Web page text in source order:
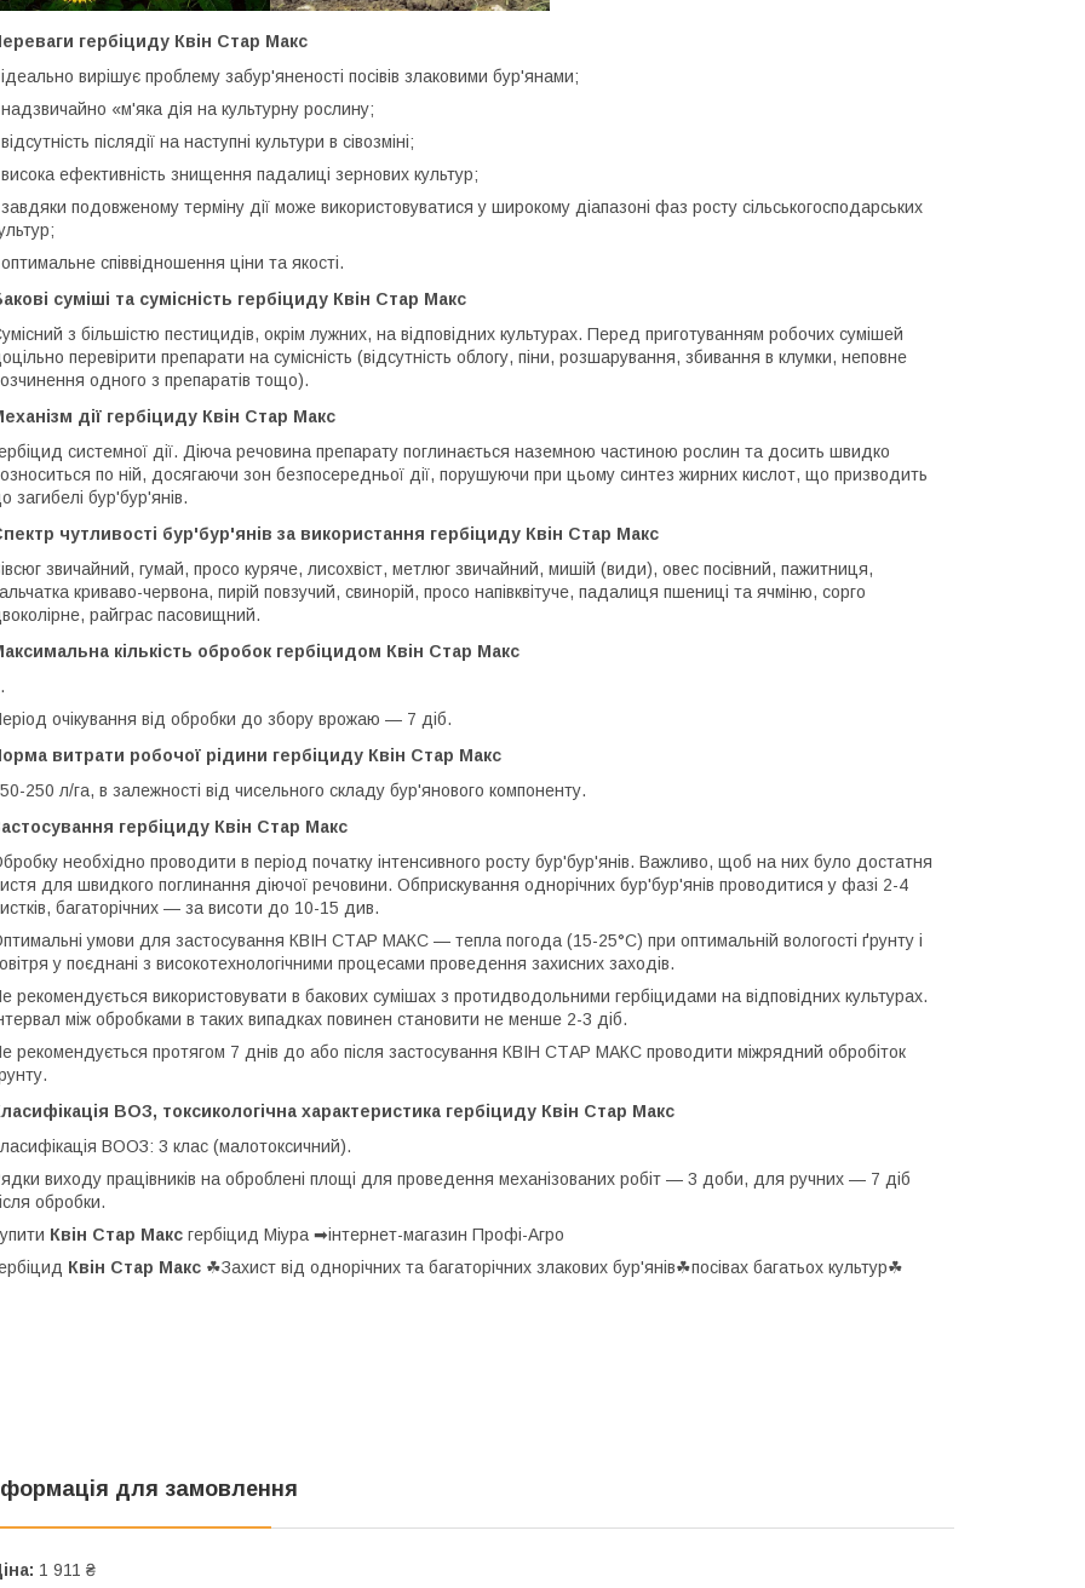
гербіциду Квін Стар Макс
вирішує проблему забур'яненості посівів злаковими бур'янами;
«м'яка дія на культурну рослину;
післядії на наступні культури в сівозміні;
ефективність знищення падалиці зернових культур;
подовженому терміну дії може використовуватися у широкому діапазоні фаз росту сільськогосподарських
співвідношення ціни та якості.
суміші та сумісність гербіциду Квін Стар Макс
з більшістю пестицидів, окрім лужних, на відповідних культурах. Перед приготуванням робочих сумішей
перевірити препарати на сумісність (відсутність облогу, піни, розшарування, збивання в клумки, неповне
одного з препаратів тощо).
дії гербіциду Квін Стар Макс
системної дії. Діюча речовина препарату поглинається наземною частиною рослин та досить швидко
по ній, досягаючи зон безпосередньої дії, порушуючи при цьому синтез жирних кислот, що призводить
загибелі бур'бур'янів.
чутливості бур'бур'янів за використання гербіциду Квін Стар Макс
звичайний, гумай, просо куряче, лисохвіст, метлюг звичайний, мишій (види), овес посівний, пажитниця,
криваво-червона, пирій повзучий, свинорій, просо напівквітуче, падалиця пшениці та ячміню, сорго
райграс пасовищний.
кількість обробок гербіцидом Квін Стар Макс
очікування від обробки до збору врожаю — 7 діб.
витрати робочої рідини гербіциду Квін Стар Макс
250 л/га, в залежності від чисельного складу бур'янового компоненту.
гербіциду Квін Стар Макс
необхідно проводити в період початку інтенсивного росту бур'бур'янів. Важливо, щоб на них було достатня
для швидкого поглинання діючої речовини. Обприскування однорічних бур'бур'янів проводитися у фазі 2-4
багаторічних — за висоти до 10-15 див.
умови для застосування КВІН СТАР МАКС — тепла погода (15-25°С) при оптимальній вологості ґрунту і
у поєднані з високотехнологічними процесами проведення захисних заходів.
рекомендується використовувати в бакових сумішах з протидводольними гербіцидами на відповідних культурах.
між обробками в таких випадках повинен становити не менше 2-3 діб.
рекомендується протягом 7 днів до або після застосування КВІН СТАР МАКС проводити міжрядний обробіток
ВОЗ, токсикологічна характеристика гербіциду Квін Стар Макс
ВООЗ: 3 клас (малотоксичний).
виходу працівників на оброблені площі для проведення механізованих робіт — 3 доби, для ручних — 7 діб
обробки.
Квін Стар Макс гербіцид Міура ➡інтернет-магазин Профі-Агро
Квін Стар Макс ☘Захист від однорічних та багаторічних злакових бур'янів☘посівах багатьох культур☘
для замовлення
1 911 ₴